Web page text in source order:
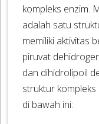
kompleks enzim.
adalah satu
memiliki aktivitas
piruvat
dan dihidrolipoil
struktur
di bawah ini: